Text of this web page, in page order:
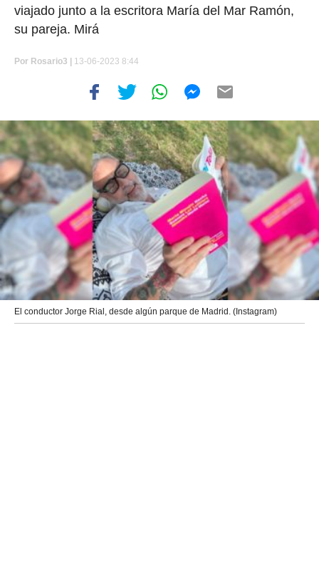
viajado junto a la escritora María del Mar Ramón,
su pareja. Mirá
Por Rosario3 | 13-06-2023 8:44
El conductor Jorge Rial, desde algún parque de Madrid. (Instagram)